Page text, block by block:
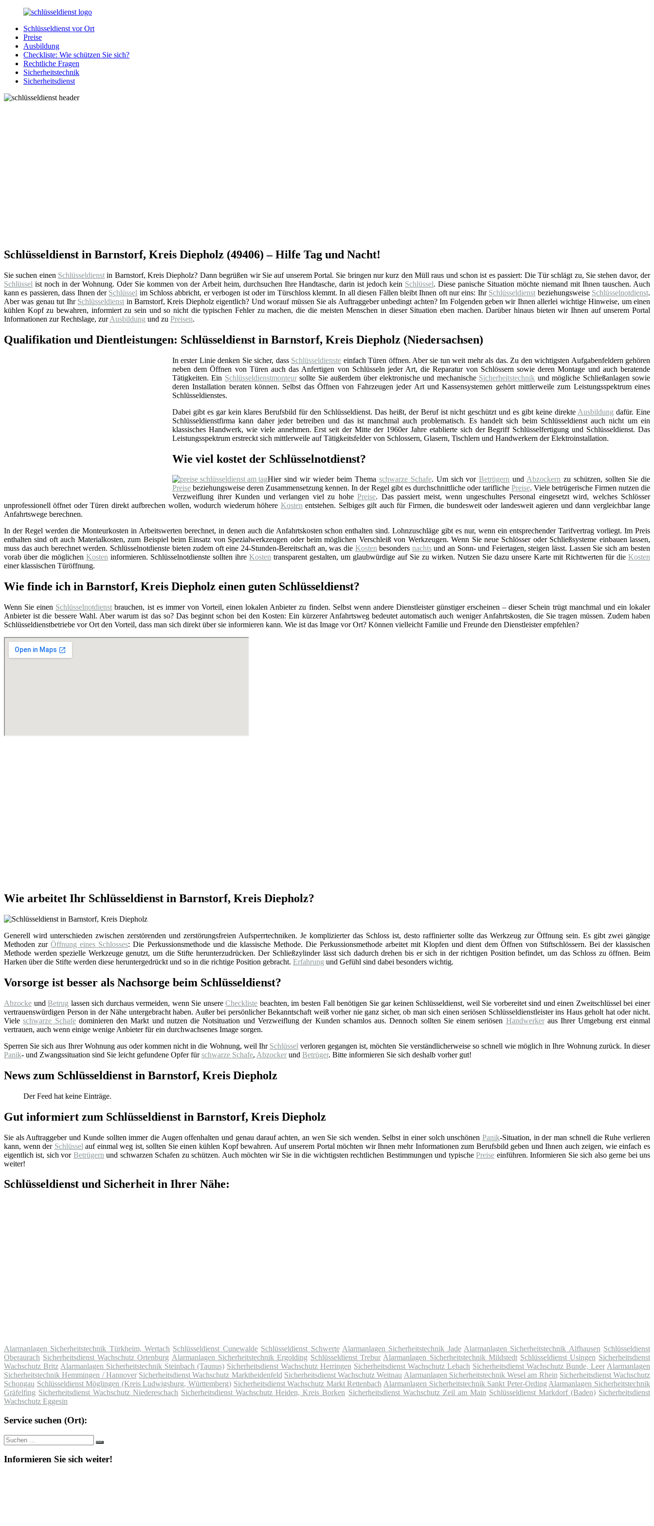
Zurück
Inhalt
SchluesseldienstDirekt.de
Ihre
Notlage
wird
gelöst!
Schlüsseldienst vor Ort
Preise
Ausbildung
Checkliste: Wie schützen Sie sich?
Rechtliche Fragen
Sicherheitstechnik
Sicherheitsdienst
Schlüsseldienst in Barnstorf, Kreis Diepholz (49406) – Hilfe Tag und Nacht!
Sie suchen einen Schlüsseldienst in Barnstorf, Kreis Diepholz? Dann begrüßen wir Sie auf unserem Portal. Sie bringen nur kurz den Müll raus und schon ist es passiert: Die Tür schlägt zu, Sie stehen davor, der
Schlüssel ist noch in der Wohnung. Oder Sie kommen von der Arbeit heim, durchsuchen Ihre Handtasche, darin ist jedoch kein Schlüssel. Diese panische Situation möchte niemand mit Ihnen tauschen. Auch
kann es passieren, dass Ihnen der Schlüssel im Schloss abbricht, er verbogen ist oder im Türschloss klemmt. In all diesen Fällen bleibt Ihnen oft nur eins: Ihr Schlüsseldienst beziehungsweise Schlüsselnotdienst.
Aber was genau tut Ihr Schlüsseldienst in Barnstorf, Kreis Diepholz eigentlich? Und worauf müssen Sie als Auftraggeber unbedingt achten? Im Folgenden geben wir Ihnen allerlei wichtige Hinweise, um einen
kühlen Kopf zu bewahren, informiert zu sein und so nicht die typischen Fehler zu machen, die die meisten Menschen in dieser Situation eben machen. Darüber hinaus bieten wir Ihnen auf unserem Portal
Informationen zur Rechtslage, zurAusbildung und zu Preisen.
Qualifikation und Dientleistungen: Schlüsseldienst in Barnstorf, Kreis Diepholz (Niedersachsen)
In erster Linie denken Sie sicher, dass Schlüsseldienste einfach Türen öffnen. Aber sie tun weit mehr als das. Zu den wichtigsten Aufgabenfeldern gehören
neben dem Öffnen von Türen auch das Anfertigen von Schlüsseln jeder Art, die Reparatur von Schlössern sowie deren Montage und auch beratende
Tätigkeiten. Ein Schlüsseldienstmonteursollte Sie außerdem über elektronische und mechanische Sicherheitstechnik und mögliche Schließanlagen sowie
deren Installation beraten können. Selbst das Öffnen von Fahrzeugen jeder Art und Kassensystemen gehört mittlerweile zum Leistungsspektrum eines
Schlüsseldienstes.
Dabei gibt es gar kein klares Berufsbild für den Schlüsseldienst. Das heißt, der Beruf ist nicht geschützt und es gibt keine direkte Ausbildung dafür. Eine
Schlüsseldienstfirma kann daher jeder betreiben und das ist manchmal auch problematisch. Es handelt sich beim Schlüsseldienst auch nicht um ein
klassisches Handwerk, wie viele annehmen. Erst seit der Mitte der 1960er Jahre etablierte sich der Begriff Schlüsselfertigung und Schlüsseldienst. Das
Leistungsspektrum erstreckt sich mittlerweile auf Tätigkeitsfelder von Schlossern, Glasern, Tischlern und Handwerkern der Elektroinstallation.
Wie viel kostet der Schlüsselnotdienst?
Hier sind wir wieder beim Thema schwarze Schafe. Um sich vorBetrügern undAbzockern zu schützen, sollten Sie die
Preise beziehungsweise deren Zusammensetzung kennen. In der Regel gibt es durchschnittliche oder tarifliche Preise. Viele betrügerische Firmen nutzen die
Verzweiflung ihrer Kunden und verlangen viel zu hohe Preise. Das passiert meist, wenn ungeschultes Personal eingesetzt wird, welches Schlösser
unprofessionell öffnet oder Türen direkt aufbrechen wollen, wodurch wiederum höhere Kostenentstehen. Selbiges gilt auch für Firmen, die bundesweit oder landesweit agieren und dann vergleichbar lange
Anfahrtswege berechnen.
In der Regel werden die Monteurkosten in Arbeitswerten berechnet, in denen auch die Anfahrtskosten schon enthalten sind. Lohnzuschläge gibt es nur, wenn ein entsprechender Tarifvertrag vorliegt. Im Preis
enthalten sind oft auch Materialkosten, zum Beispiel beim Einsatz von Spezialwerkzeugen oder beim möglichen Verschleiß von Werkzeugen. Wenn Sie neue Schlösser oder Schließsysteme einbauen lassen,
muss das auch berechnet werden. Schlüsselnotdienste bieten zudem oft eine 24-Stunden-Bereitschaft an, was die Kostenbesonders nachtsund an Sonn- und Feiertagen, steigen lässt. Lassen Sie sich am besten
vorab über die möglichen Kosten informieren. Schlüsselnotdienste sollten ihre Kosten transparent gestalten, um glaubwürdige auf Sie zu wirken. Nutzen Sie dazu unsere Karte mit Richtwerten für die Kosten
einer klassischen Türöffnung.
Wie finde ich in Barnstorf, Kreis Diepholz einen guten Schlüsseldienst?
Wenn Sie einen Schlüsselnotdienst brauchen, ist es immer von Vorteil, einen lokalen Anbieter zu finden. Selbst wenn andere Dienstleister günstiger erscheinen – dieser Schein trügt manchmal und ein lokaler
Anbieter ist die bessere Wahl. Aber warum ist das so? Das beginnt schon bei den Kosten: Ein kürzerer Anfahrtsweg bedeutet automatisch auch weniger Anfahrtskosten, die Sie tragen müssen. Zudem haben
Schlüsseldienstbetriebe vor Ort den Vorteil, dass man sich direkt über sie informieren kann. Wie ist das Image vor Ort? Können vielleicht Familie und Freunde den Dienstleister empfehlen?
Wie arbeitet Ihr Schlüsseldienst in Barnstorf, Kreis Diepholz?
Generell wird unterschieden zwischen zerstörenden und zerstörungsfreien Aufsperrtechniken. Je komplizierter das Schloss ist, desto raffinierter sollte das Werkzeug zur Öffnung sein. Es gibt zwei gängige
Methoden zurÖffnung eines Schlosses: Die Perkussionsmethode und die klassische Methode. Die Perkussionsmethode arbeitet mit Klopfen und dient dem Öffnen von Stiftschlössern. Bei der klassischen
Methode werden spezielle Werkzeuge genutzt, um die Stifte herunterzudrücken. Der Schließzylinder lässt sich dadurch drehen bis er sich in der richtigen Position befindet, um das Schloss zu öffnen. Beim
Harken über die Stifte werden diese heruntergedrückt und so in die richtige Position gebracht. Erfahrung und Gefühl sind dabei besonders wichtig.
Vorsorge ist besser als Nachsorge beim Schlüsseldienst?
Abzocke undBetrug lassen sich durchaus vermeiden, wenn Sie unsereCheckliste beachten, im besten Fall benötigen Sie gar keinen Schlüsseldienst, weil Sie vorbereitet sind und einen Zweitschlüssel bei einer
vertrauenswürdigen Person in der Nähe untergebracht haben. Außer bei persönlicher Bekanntschaft weiß vorher nie ganz sicher, ob man sich einen seriösen Schlüsseldienstleister ins Haus geholt hat oder nicht.
Vieleschwarze Schafedominieren den Markt und nutzen die Notsituation und Verzweiflung der Kunden schamlos aus. Dennoch sollten Sie einem seriösen Handwerkeraus Ihrer Umgebung erst einmal
vertrauen, auch wenn einige wenige Anbieter für ein durchwachsenes Image sorgen.
Sperren Sie sich aus Ihrer Wohnung aus oder kommen nicht in die Wohnung, weil Ihr Schlüssel verloren gegangen ist, möchten Sie verständlicherweise so schnell wie möglich in Ihre Wohnung zurück. In dieser
Panik- und Zwangssituation sind Sie leicht gefundene Opfer fürschwarze Schafe, Abzocker und Betrüger. Bitte informieren Sie sich deshalb vorher gut!
News zum Schlüsseldienst in Barnstorf, Kreis Diepholz
Der Feed hat keine Einträge.
Gut informiert zum Schlüsseldienst in Barnstorf, Kreis Diepholz
Sie als Auftraggeber und Kunde sollten immer die Augen offenhalten und genau darauf achten, an wen Sie sich wenden. Selbst in einer solch unschönenPanik-Situation, in der man schnell die Ruhe verlieren
kann, wenn der Schlüssel auf einmal weg ist, sollten Sie einen kühlen Kopf bewahren. Auf unserem Portal möchten wir Ihnen mehr Informationen zum Berufsbild geben und Ihnen auch zeigen, wie einfach es
eigentlich ist, sich vor Betrügern und schwarzen Schafen zu schützen. Auch möchten wir Sie in die wichtigsten rechtlichen Bestimmungen und typischePreise einführen. Informieren Sie sich also gerne bei uns
weiter!
Schlüsseldienst und Sicherheit in Ihrer Nähe:
Alarmanlagen Sicherheitstechnik Türkheim, Wertach Schlüsseldienst Cunewalde Schlüsseldienst Schwerte Alarmanlagen Sicherheitstechnik Jade Alarmanlagen Sicherheitstechnik Alfhausen Schlüsseldienst
Oberaurach Sicherheitsdienst Wachschutz Ortenburg Alarmanlagen Sicherheitstechnik Ergolding Schlüsseldienst Trebur Alarmanlagen Sicherheitstechnik Mildstedt Schlüsseldienst Usingen Sicherheitsdienst
Wachschutz Britz Alarmanlagen Sicherheitstechnik Steinbach (Taunus) Sicherheitsdienst Wachschutz Herringen Sicherheitsdienst Wachschutz Lebach Sicherheitsdienst Wachschutz Bunde, Leer Alarmanlagen
Sicherheitstechnik Hemmingen / Hannover Sicherheitsdienst Wachschutz Marktheidenfeld Sicherheitsdienst Wachschutz Weitnau Alarmanlagen Sicherheitstechnik Wesel am Rhein Sicherheitsdienst Wachschutz
Schongau Schlüsseldienst Möglingen (Kreis Ludwigsburg, Württemberg) Sicherheitsdienst Wachschutz Markt Rettenbach Alarmanlagen Sicherheitstechnik Sankt Peter-Ording Alarmanlagen Sicherheitstechnik
Gräfelfing Sicherheitsdienst Wachschutz Niedereschach Sicherheitsdienst Wachschutz Heiden, Kreis Borken Sicherheitsdienst Wachschutz Zeil am Main Schlüsseldienst Markdorf (Baden) Sicherheitsdienst
Wachschutz Eggesin
Service suchen (Ort):
Suche
nach:
Suchen
Informieren Sie sich weiter!